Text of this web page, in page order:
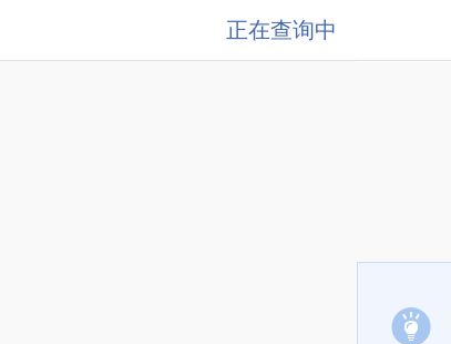
正在查询中